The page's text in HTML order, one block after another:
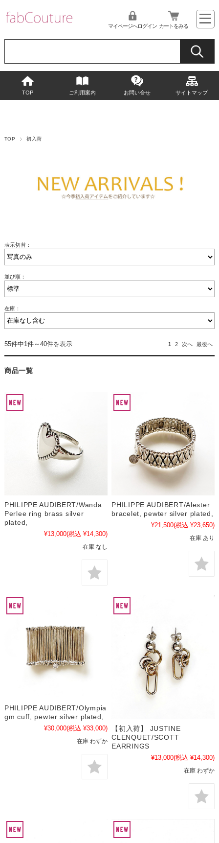
マイページへログイン カートをみる
TOP ご利用案内 お問い合せ サイトマップ
TOP 初入荷
表示切替：
並び順：
在庫：
55件中1件～40件を表示 1 2 次へ 最後へ
商品一覧
PHILIPPE AUDIBERT/Wanda
Perlee ring brass silver
plated,
¥13,000(税込 ¥14,300)
在庫 なし
PHILIPPE AUDIBERT/Alester
bracelet, pewter silver plated,
¥21,500(税込 ¥23,650)
在庫 あり
PHILIPPE AUDIBERT/Olympia
gm cuff, pewter silver plated,
¥30,000(税込 ¥33,000)
在庫 わずか
【初入荷】 JUSTINE
CLENQUET/SCOTT
EARRINGS
¥13,000(税込 ¥14,300)
在庫 わずか